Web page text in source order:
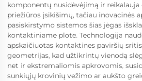
komponentų nusidėvėjimą ir reikalauja
priežiūros įsikišimų, tačiau inovacinės
pasiskirstymo sistemos šias jėgas
kontaktiniame plote. Technologija
apskaičiuotas kontaktines paviršių
geometrijas, kad užtikrintų vienodą
net ir ekstremaliomis apkrovomis,
sunkiųjų krovinių vežimo ar aukšto